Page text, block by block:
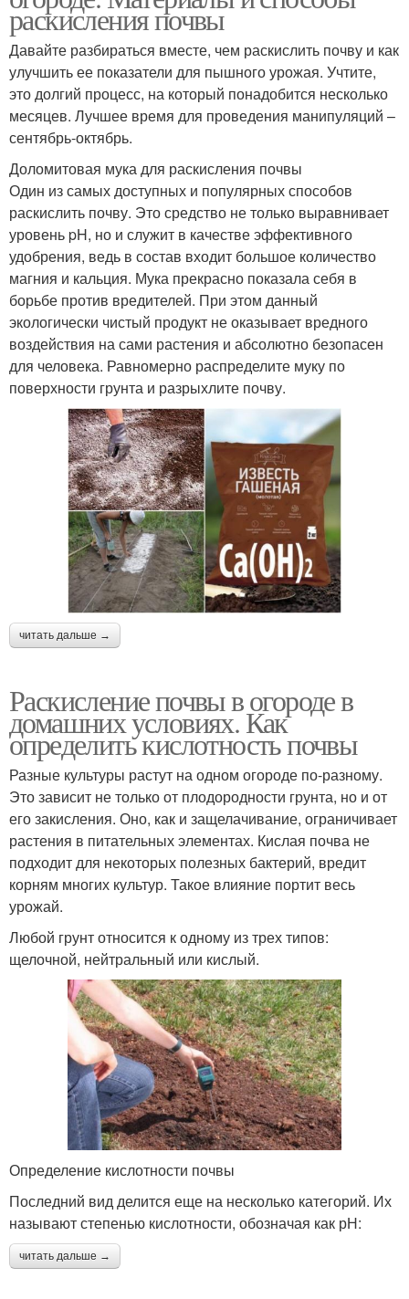
раскисления почвы
Давайте разбираться вместе, чем раскислить почву и как
улучшить ее показатели для пышного урожая. Учтите,
это долгий процесс, на который понадобится несколько
месяцев. Лучшее время для проведения манипуляций –
сентябрь-октябрь.
Доломитовая мука для раскисления почвы
Один из самых доступных и популярных способов
раскислить почву. Это средство не только выравнивает
уровень pH, но и служит в качестве эффективного
удобрения, ведь в состав входит большое количество
магния и кальция. Мука прекрасно показала себя в
борьбе против вредителей. При этом данный
экологически чистый продукт не оказывает вредного
воздействия на сами растения и абсолютно безопасен
для человека. Равномерно распределите муку по
поверхности грунта и разрыхлите почву.
читать дальше →
Раскисление почвы в огороде в
домашних условиях. Как
определить кислотность почвы
Разные культуры растут на одном огороде по-разному.
Это зависит не только от плодородности грунта, но и от
его закисления. Оно, как и защелачивание, ограничивает
растения в питательных элементах. Кислая почва не
подходит для некоторых полезных бактерий, вредит
корням многих культур. Такое влияние портит весь
урожай.
Любой грунт относится к одному из трех типов:
щелочной, нейтральный или кислый.
Определение кислотности почвы
Последний вид делится еще на несколько категорий. Их
называют степенью кислотности, обозначая как рН:
читать дальше →